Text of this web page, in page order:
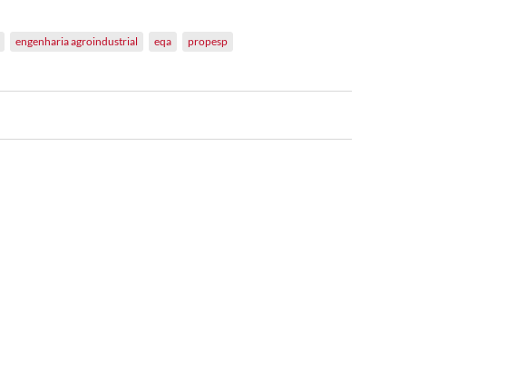
engenharia agroindustrial eqa
propesp